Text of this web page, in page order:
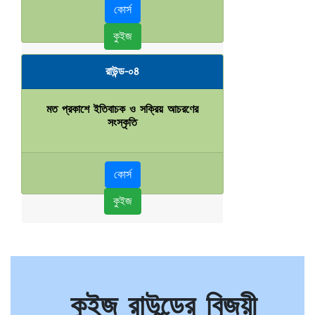
কোর্স
কুইজ
রাউন্ড-০8
মত প্রকাশে ইতিবাচক ও সক্রিয় আচরণের
সংস্কৃতি
কোর্স
কুইজ
কুইজ রাউন্ডের বিজয়ী